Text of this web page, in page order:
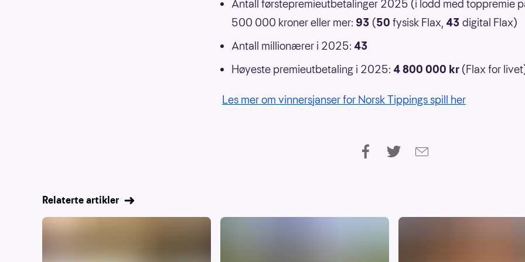
Antall førstepremieutbetalinger 2025 (i lodd med toppremie
500 000 kroner eller mer: 93 (50 fysisk Flax, 43 digital Flax)
Antall millionærer i 2025: 43
Høyeste premieutbetaling i 2025: 4 800 000 kr (Flax for
Les mer om vinnersjanser for Norsk Tippings spill her
Relaterte artikler